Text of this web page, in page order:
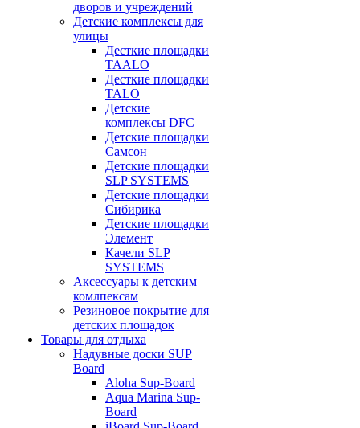
дворов и учреждений
Детские комплексы для
улицы
Десткие площадки
TAALO
Десткие площадки
TALO
Детские
комплексы DFC
Детские площадки
Самсон
Детские площадки
SLP SYSTEMS
Детские площадки
Сибирика
Детские площадки
Элемент
Качели SLP
SYSTEMS
Аксессуары к детским
комлпексам
Резиновое покрытие для
детских площадок
Товары для отдыха
Надувные доски SUP
Board
Aloha Sup-Board
Aqua Marina Sup-
Board